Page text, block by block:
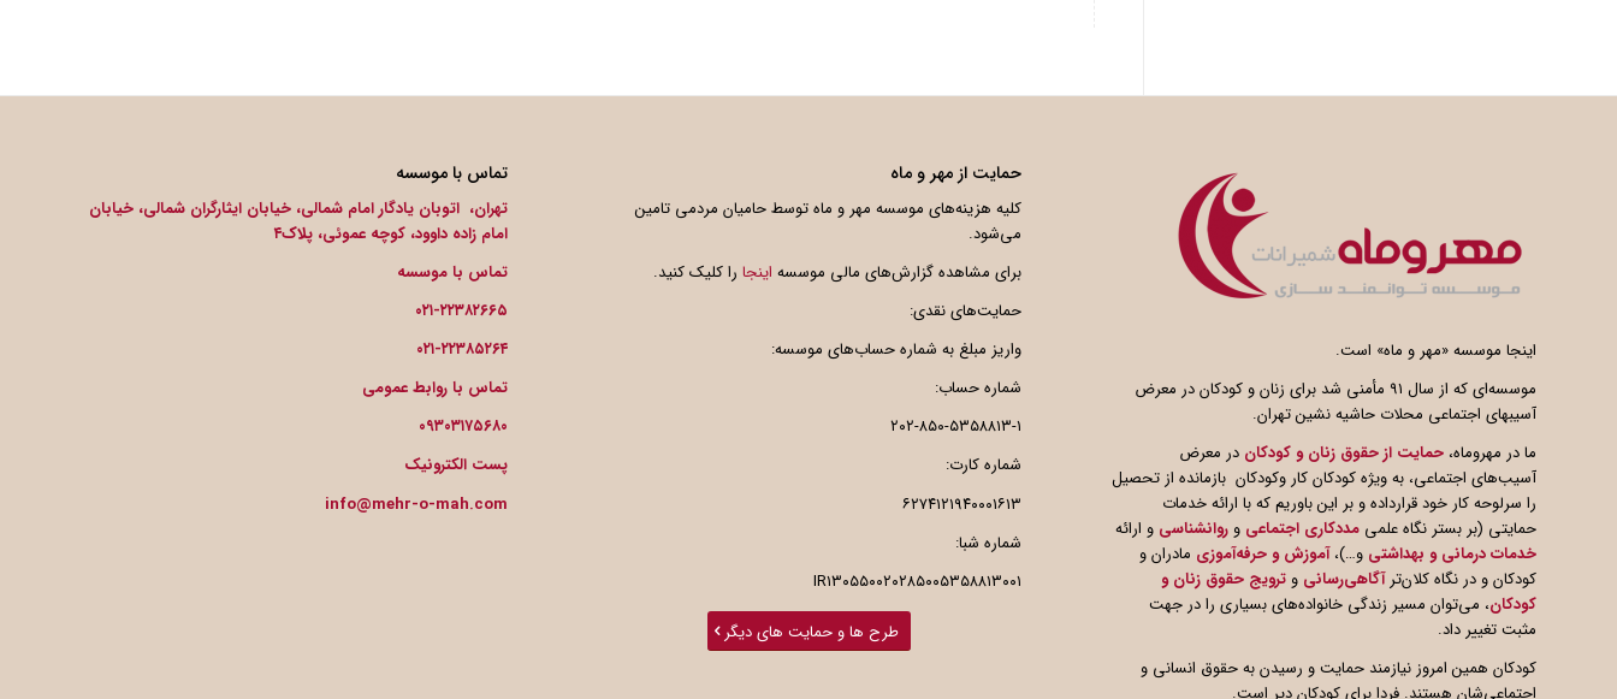
اینجا موسسه «مهر و ماه» است.
موسسه‌ای که از سال ۹۱ مأمنی شد برای زنان و کودکان در معرض
آسیبهای اجتماعی محلات حاشیه نشین تهران.
ما در مهروماه، حمایت از حقوق زنان و کودکان در معرض
آسیب‌های اجتماعی، به ویژه کودکان کار وکودکان بازمانده از تحصیل
را سرلوحه کار خود قرارداده و بر این باوریم که با ارائه خدمات
حمایتی (بر بستر نگاه علمی مددکاری اجتماعی و روانشناسی و ارائه
خدمات درمانی و بهداشتی و…)،آموزش و حرفه‌آموزی مادران و
کودکان و در نگاه کلان‌ترآگاهیرسانی و ترویج حقوق زنان و
کودکان، می‌توان مسیر زندگی خانواده‌های بسیاری را در جهت
مثبت تغییر داد.
کودکان همین امروز نیازمند حمایت و رسیدن به حقوق انسانی و
اجتماعی‌شان هستند. فردا برای کودکان دیر است.
حمایت از مهر و ماه
کلیه هزینه‌های موسسه مهر و ماه توسط حامیان مردمی تامین
می‌شود.
برای مشاهده گزارش‌های مالی موسسه اینجارا کلیک کنید.
حمایت‌های نقدی:
واریز مبلغ به شماره حساب‌های موسسه:
شماره حساب:
۲۰۲-۸۵۰-۵۳۵۸۸۱۳-۱
شماره کارت:
۶۲۷۴۱۲۱۹۴۰۰۰۱۶۱۳
شماره شبا:
IR۱۳۰۵۵۰۰۲۰۲۸۵۰۰۵۳۵۸۸۱۳۰۰۱
طرح ها و حمایت های دیگر
تماس با موسسه
تهران، اتوبان یادگار امام شمالی، خیابان ایثارگران شمالی، خیابان
امام زاده داوود، کوچه عموئی، پلاک۴
تماس با موسسه
۰۲۱-۲۲۳۸۲۶۶۵
۰۲۱-۲۲۳۸۵۲۶۴
تماس با روابط عمومی
۰۹۳۰۳۱۷۵۶۸۰
پست الکترونیک
info@mehr-o-mah.com